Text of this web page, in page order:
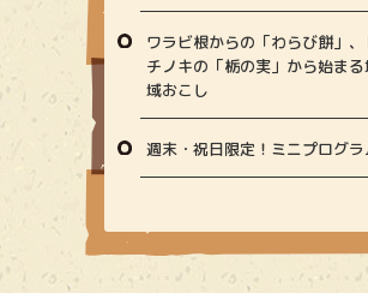
ワラビ根からの「わらび餅」、
チノキの「栃の実」から始まる
域おこし
週末・祝日限定！ミニプログラ